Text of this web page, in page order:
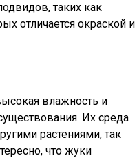
таких как
отличается окраской и
влажность и
Их среда
растениями, так
что жуки